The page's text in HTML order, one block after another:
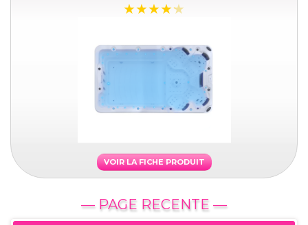
VOIR LA FICHE PRODUIT
— PAGE RECENTE —